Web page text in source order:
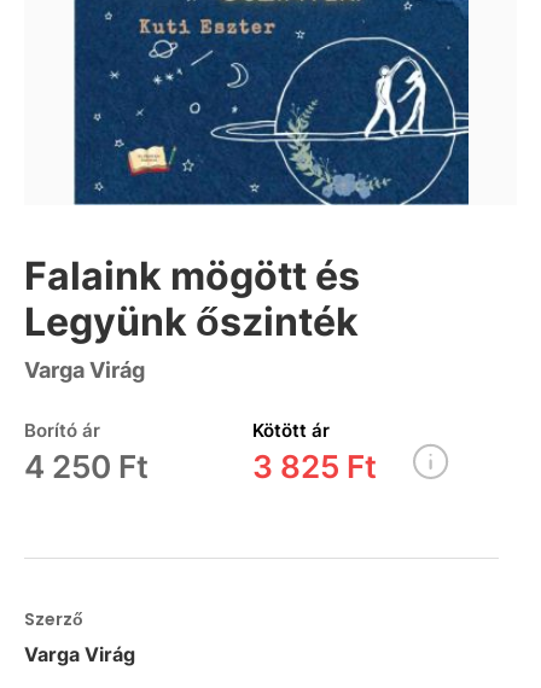
Falaink mögött és
Legyünk őszinték
Varga Virág
Borító ár
4 250 Ft
Kötött ár
3 825 Ft
Szerző
Varga Virág